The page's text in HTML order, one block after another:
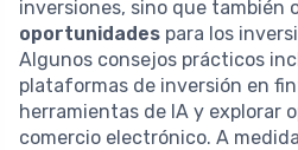
inversiones, sino que también
oportunidades para los
Algunos consejos prácticos
plataformas de inversión en
herramientas de IA y explorar
comercio electrónico. A